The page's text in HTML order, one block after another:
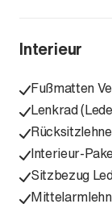
Interieur
Fußmatten
Lenkrad
Interieur-
Sitzbezug